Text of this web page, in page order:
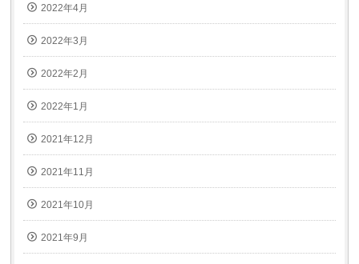
2022年4月
2022年3月
2022年2月
2022年1月
2021年12月
2021年11月
2021年10月
2021年9月